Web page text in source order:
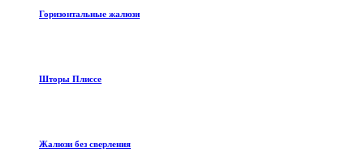
Горизонтальные жалюзи
Шторы Плиссе
Жалюзи без сверления